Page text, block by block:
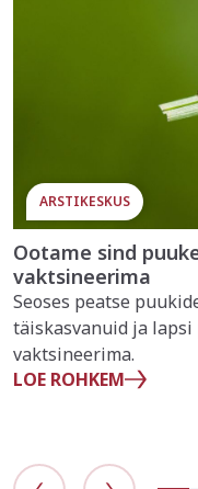
ARSTIKESKUS
Ootame sind
vaktsineerima
Seoses peatse
täiskasvanuid ja
vaktsineerima.
LOE ROHKEM